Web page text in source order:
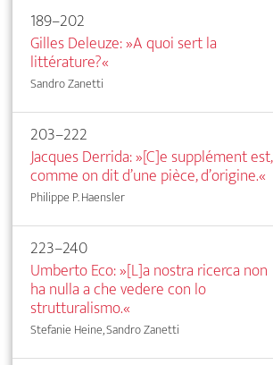
189–202
Gilles Deleuze: »A quoi sert la
littérature?«
Sandro Zanetti
203–222
Jacques Derrida: »[C]e supplément est,
comme on dit d’une pièce, d’origine.«
Philippe P. Haensler
223–240
Umberto Eco: »[L]a nostra ricerca non
ha nulla a che vedere con lo
strutturalismo.«
Stefanie Heine, Sandro Zanetti